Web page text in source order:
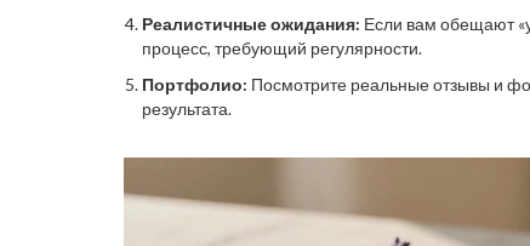
Реалистичные ожидания: Если вам обещают
процесс, требующий регулярности.
Портфолио: Посмотрите реальные отзывы и
результата.